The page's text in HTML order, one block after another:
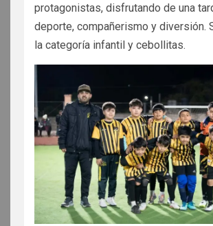
protagonistas, disfrutando de una
deporte, compañerismo y diversión.
la categoría infantil y cebollitas.